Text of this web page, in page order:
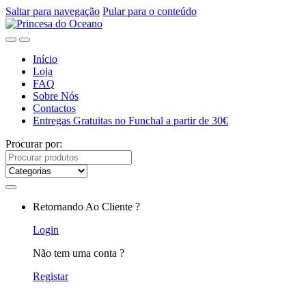
Saltar para navegação Pular para o conteúdo
Início
Loja
FAQ
Sobre Nós
Contactos
Entregas Gratuitas no Funchal a partir de 30€
Procurar por:
Retornando Ao Cliente ?
Login
Não tem uma conta ?
Registar